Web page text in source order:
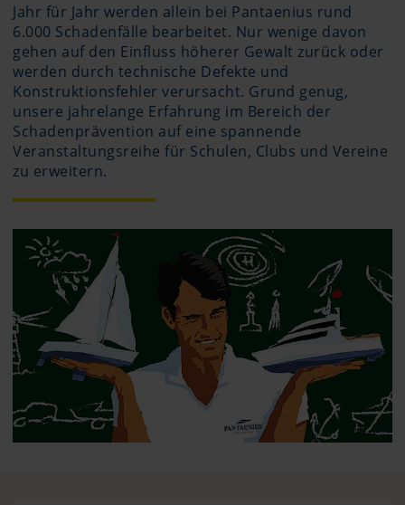
Jahr für Jahr werden allein bei Pantaenius rund
6.000 Schadenfälle bearbeitet. Nur wenige davon
gehen auf den Einfluss höherer Gewalt zurück oder
werden durch technische Defekte und
Konstruktionsfehler verursacht. Grund genug,
unsere jahrelange Erfahrung im Bereich der
Schadenprävention auf eine spannende
Veranstaltungsreihe für Schulen, Clubs und Vereine
zu erweitern.